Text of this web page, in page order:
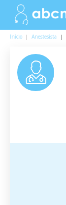
Inicio | Anestesista |